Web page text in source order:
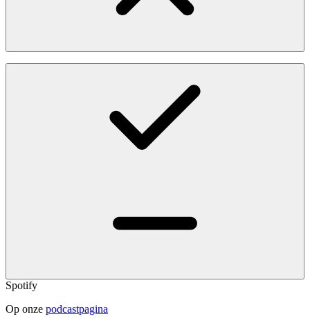
Spotify
Op onze podcastpagina